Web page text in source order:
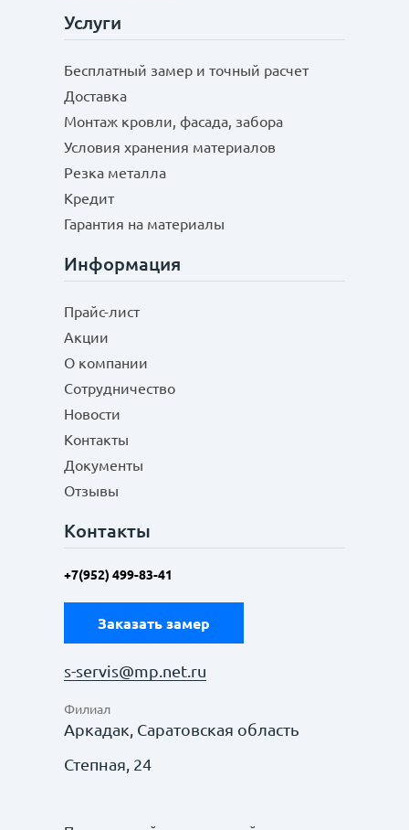
Услуги
Бесплатный замер и точный расчет
Доставка
Монтаж кровли, фасада, забора
Условия хранения материалов
Резка металла
Кредит
Гарантия на материалы
Информация
Прайс-лист
Акции
О компании
Сотрудничество
Новости
Контакты
Документы
Отзывы
Контакты
+7(952) 499-83-41
Заказать замер
s-servis@mp.net.ru
Филиал
Аркадак, Саратовская область
Степная, 24